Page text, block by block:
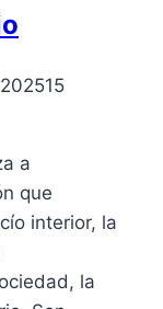
15
a
que
interior, la
la